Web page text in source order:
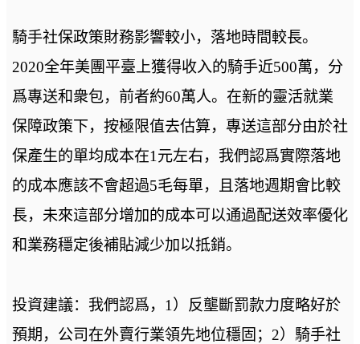
騎手社保政策財務影響較小，落地時間較長。
2020全年美團平臺上獲得收入的騎手近500萬，分
爲專送和衆包，前者約60萬人。在新的靈活就業
保障政策下，按極限值去估算，專送這部分由於社
保產生的單均成本在1元左右，我們認爲實際落地
的成本應該不會超過5毛每單，且落地週期會比較
長，未來這部分增加的成本可以通過配送效率優化
和業務穩定後補貼減少加以抵銷。
投資建議：我們認爲，1）反壟斷罰款力度略好於
預期，公司在外賣行業領先地位穩固；2）騎手社